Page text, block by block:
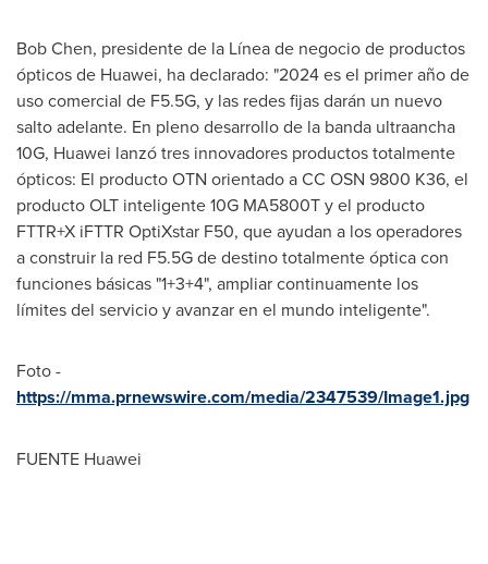
Bob Chen, presidente de la Línea de negocio de productos
ópticos de Huawei, ha declarado: "2024 es el primer año de
uso comercial de F5.5G, y las redes fijas darán un nuevo
salto adelante. En pleno desarrollo de la banda ultraancha
10G, Huawei lanzó tres innovadores productos totalmente
ópticos: El producto OTN orientado a CC OSN 9800 K36, el
producto OLT inteligente 10G MA5800T y el producto
FTTR+X iFTTR OptiXstar F50, que ayudan a los operadores
a construir la red F5.5G de destino totalmente óptica con
funciones básicas "1+3+4", ampliar continuamente los
límites del servicio y avanzar en el mundo inteligente".
Foto -
https://mma.prnewswire.com/media/2347539/Image1.jpg
FUENTE Huawei